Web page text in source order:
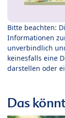
Bitte beachten:
Informationen
unverbindlich
keinesfalls eine
darstellen oder
Das